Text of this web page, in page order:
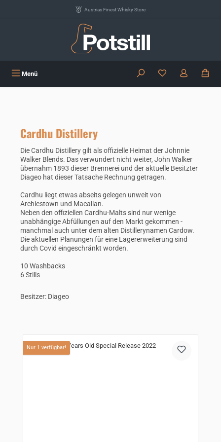
Austrias Finest Whisky Store
Menü Du hast 0
Cardhu Distillery
Die Cardhu Distillery gilt als offizielle Heimat der Johnnie
Walker Blends. Das verwundert nicht weiter, John Walker
übernahm 1893 dieser Brennerei und der aktuelle Besitzter
Diageo hat dieser Tatsache Rechnung getragen.
Cardhu liegt etwas abseits gelegen unweit von
Archiestown und Macallan.
Neben den offiziellen Cardhu-Malts sind nur wenige
unabhängige Abfüllungen auf den Markt gekommen -
manchmal auch unter dem alten Distillerynamen Cardow.
Die aktuellen Planungen für eine Lagererweiterung sind
durch Covid eingeschränkt worden.
10 Washbacks
6 Stills
Besitzer: Diageo
Nur 1 verfügbar!